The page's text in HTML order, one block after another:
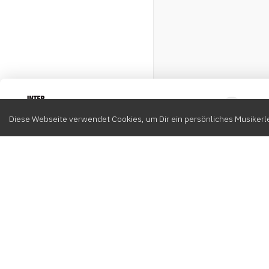
Diese Webseite verwendet Cookies, um Dir ein persönliches